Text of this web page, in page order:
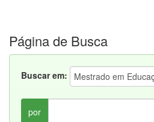
Página de Busca
Buscar em:
por